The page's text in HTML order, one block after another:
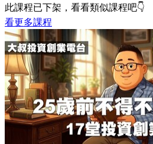
此課程已下架，看看類似課程吧👇
看更多課程